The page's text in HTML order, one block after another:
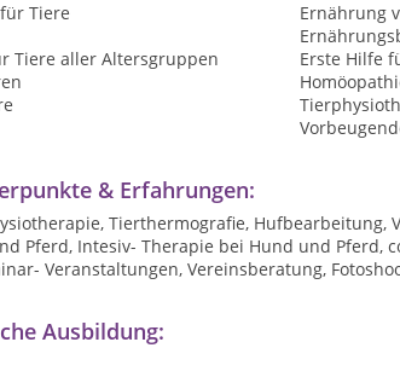
Tiere
Ernährung
Tiere aller Altersgruppen
Erste Hilfe
& Erfahrungen:
Tierthermografie, Hufbearbeitung,
Pferd, Intesiv- Therapie bei Hund und Pferd,
Veranstaltungen, Vereinsberatung,
Ausbildung: